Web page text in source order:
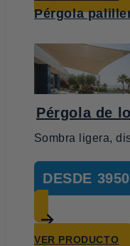
Pérgola
Pérgola de
Sombra ligera,
DESDE
VER PRODUCTO